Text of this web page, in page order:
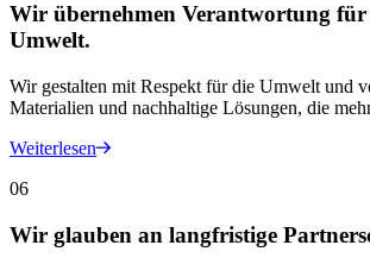
Wir übernehmen Verantwortung
Umwelt.
Wir gestalten mit Respekt für die Umwelt und
Materialien und nachhaltige Lösungen, die
Weiterlesen
06
Wir glauben an langfristige